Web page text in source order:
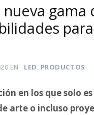
EN LED, PRODUCTOS
en los que solo
arte o incluso